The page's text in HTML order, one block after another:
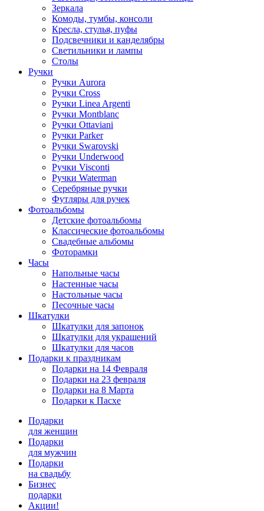
Зеркала
Комоды, тумбы, консоли
Кресла, стулья, пуфы
Подсвечники и канделябры
Светильники и лампы
Столы
Ручки
Ручки Aurora
Ручки Cross
Ручки Linea Argenti
Ручки Montblanc
Ручки Ottaviani
Ручки Parker
Ручки Swarovski
Ручки Underwood
Ручки Visconti
Ручки Waterman
Серебряные ручки
Футляры для ручек
Фотоальбомы
Детские фотоальбомы
Классические фотоальбомы
Свадебные альбомы
Фоторамки
Часы
Напольные часы
Настенные часы
Настольные часы
Песочные часы
Шкатулки
Шкатулки для запонок
Шкатулки для украшений
Шкатулки для часов
Подарки к праздникам
Подарки на 14 Февраля
Подарки на 23 февраля
Подарки на 8 Марта
Подарки к Пасхе
Подарки
для женщин
Подарки
для мужчин
Подарки
на свадьбу
Бизнес
подарки
Акции!